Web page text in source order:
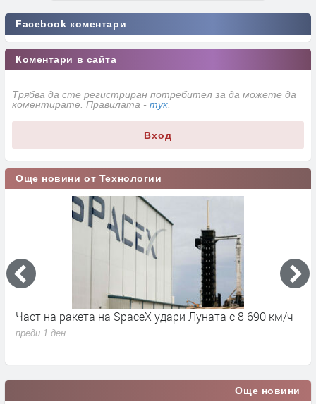
Facebook коментари
Коментари в сайта
Трябва да сте регистриран потребител за да можете да
коментирате. Правилата - тук
Вход
Още новини от Технологии
Част на ракета на SpaceX удари Луната с 8 690 км/ч
преди 1 ден
Още новини